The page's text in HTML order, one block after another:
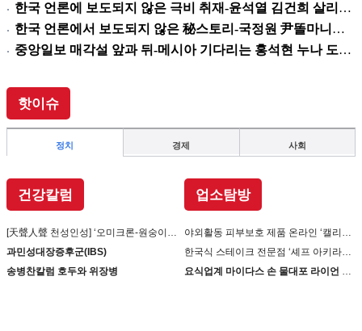
한국 언론에 보도되지 않은 극비 취재-윤석열 김건희 살리기 위해 법도 깔아뭉갠 심우정의 자충수
한국 언론에서 보도되지 않은 秘스토리-국정원 尹똘마니들의 눈엣가시 ‘홍장원’ 죽이기
중앙일보 매각설 앞과 뒤-메시아 기다리는 홍석현 누나 도움만이 유일한 탈출구인데 …
핫이슈
정치 경제 사회
건강칼럼
과민성대장증후군(IBS)
송병찬칼럼 호두와 위장병
업소탐방